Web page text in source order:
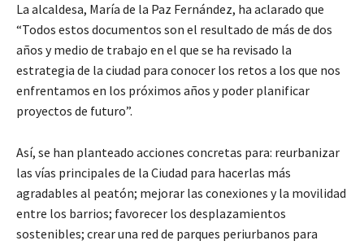
La alcaldesa, María de la Paz Fernández, ha aclarado que
“Todos estos documentos son el resultado de más de dos
años y medio de trabajo en el que se ha revisado la
estrategia de la ciudad para conocer los retos a los que nos
enfrentamos en los próximos años y poder planificar
proyectos de futuro”.
Así, se han planteado acciones concretas para: reurbanizar
las vías principales de la Ciudad para hacerlas más
agradables al peatón; mejorar las conexiones y la movilidad
entre los barrios; favorecer los desplazamientos
sostenibles; crear una red de parques periurbanos para